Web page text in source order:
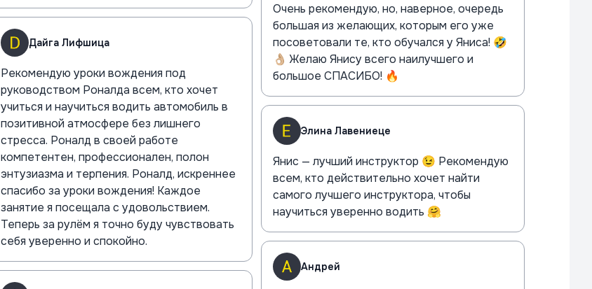
Дайга Лифшица
Рекомендую уроки вождения под
руководством Роналда всем, кто хочет
учиться и научиться водить автомобиль в
позитивной атмосфере без лишнего
стресса. Роналд в своей работе
компетентен, профессионален, полон
энтузиазма и терпения. Роналд, искреннее
спасибо за уроки вождения! Каждое
занятие я посещала с удовольствием.
Теперь за рулём я точно буду чувствовать
себя уверенно и спокойно.
Очень рекомендую, но, наверное, очередь
большая из желающих, которым его уже
посоветовали те, кто обучался у Яниса! 🤣
👌🏼 Желаю Янису всего наилучшего и
большое СПАСИБО! 🔥
Элина Лавениеце
Янис — лучший инструктор 😉 Рекомендую
всем, кто действительно хочет найти
самого лучшего инструктора, чтобы
научиться уверенно водить 🤗
Андрей